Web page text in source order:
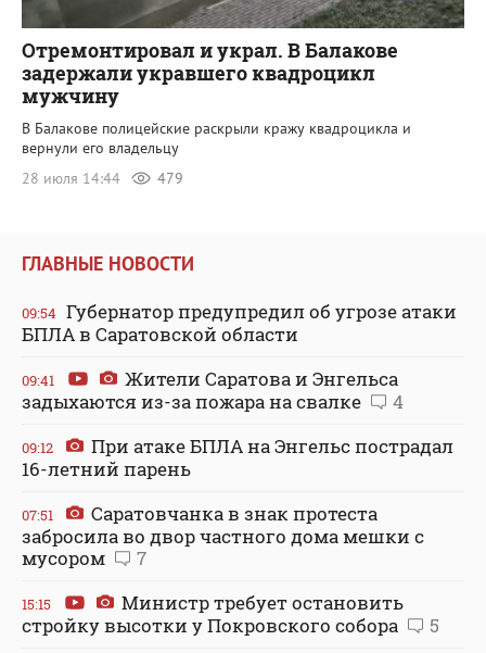
Отремонтировал и украл. В Балакове
задержали укравшего квадроцикл
мужчину
В Балакове полицейские раскрыли кражу квадроцикла и
вернули его владельцу
28 июля 14:44
479
ГЛАВНЫЕ НОВОСТИ
09:54 Губернатор предупредил об угрозе атаки
БПЛА в Саратовской области
09:41
Жители Саратова и Энгельса
задыхаются из-за пожара на свалке
4
09:12
При атаке БПЛА на Энгельс пострадал
16-летний парень
07:51
Саратовчанка в знак протеста
забросила во двор частного дома мешки с
мусором
7
15:15
Министр требует остановить
стройку высотки у Покровского собора
5